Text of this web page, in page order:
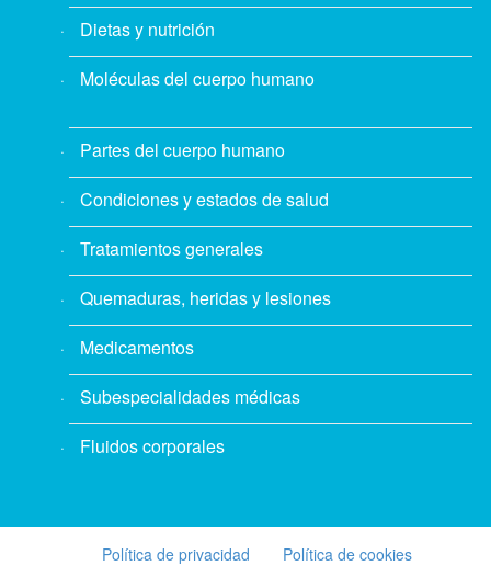
Dietas y nutrición
Moléculas del cuerpo humano
Partes del cuerpo humano
Condiciones y estados de salud
Tratamientos generales
Quemaduras, heridas y lesiones
Medicamentos
Subespecialidades médicas
Fluidos corporales
Política de privacidad Política de cookies